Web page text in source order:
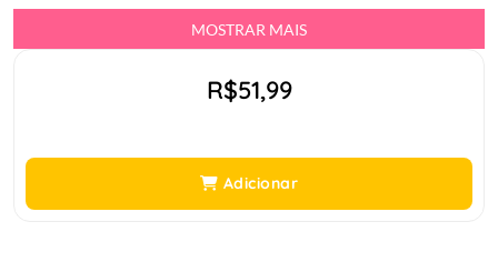
reacoes adversas ao alimento. Digestao saudavel fezes
mais consistentes. Fonte unica de carboidrato de alta
gastrointestinal.Suporte a manutencao da barreira
antioxidantes. Alto nivel de vitamina E e com ingrediente
fonte de fibra natural. Sem gluten, proteina de soja,
MOSTRAR MAIS
R$51,99
Adicionar